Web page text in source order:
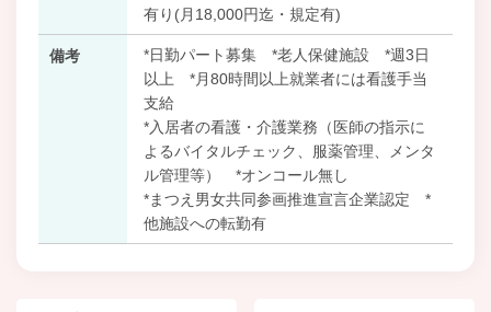
有り(月18,000円迄・規定有)
備考
*日勤パート募集 *老人保健施設 *週3日
以上 *月80時間以上就業者には看護手当
支給
*入居者の看護・介護業務（医師の指示に
よるバイタルチェック、服薬管理、メンタ
ル管理等） *オンコール無し
*まつえ男女共同参画推進宣言企業認定 *
他施設への転勤有